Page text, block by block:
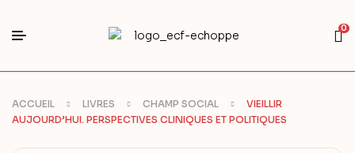
0
ACCUEIL LIVRES CHAMP SOCIAL
VIEILLIR
AUJOURD’HUI. PERSPECTIVES CLINIQUES ET POLITIQUES